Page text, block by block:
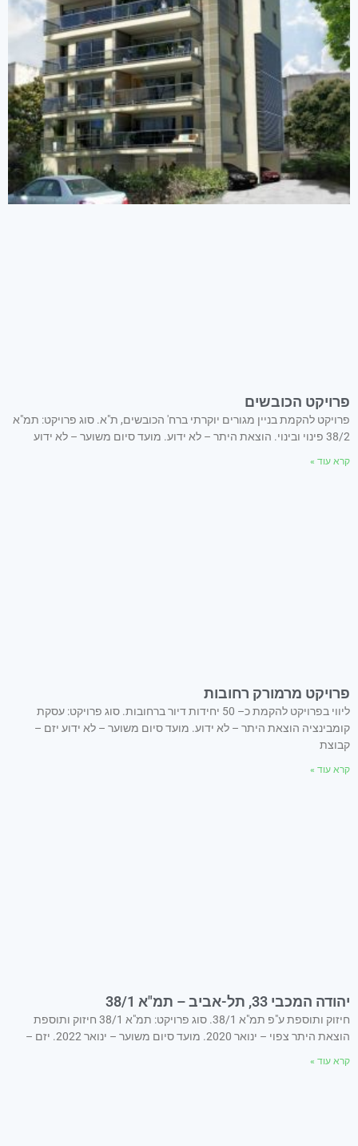
פרויקט הכובשים
פרויקט להקמת בניין מגורים יוקרתי ברח' הכובשים, ת"א. סוג פרויקט: תמ"א
38/2 פינוי ובינוי. הוצאת היתר – לא ידוע. מועד סיום משוער – לא ידוע
קרא עוד »
פרויקט מרמורק רחובות
ליווי בפרויקט להקמת כ– 50 יחידות דיור ברחובות. סוג פרויקט: עסקת
קומבינציה הוצאת היתר – לא ידוע. מועד סיום משוער – לא ידוע יזם –
קבוצת
קרא עוד »
יהודה המכבי 33, תל-אביב – תמ"א 38/1
חיזוק ותוספת ע"פ תמ"א 38/1. סוג פרויקט: תמ"א 38/1 חיזוק ותוספת
הוצאת היתר צפוי – ינואר 2020. מועד סיום משוער – ינואר 2022. יזם –
קרא עוד »